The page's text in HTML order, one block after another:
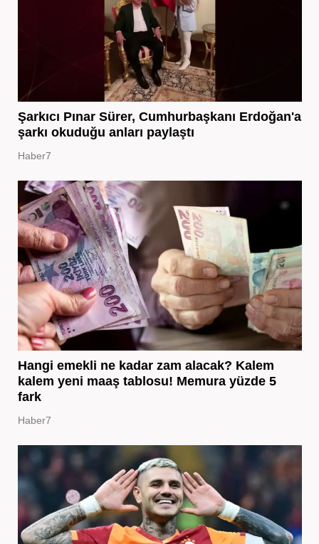
Şarkıcı Pınar Sürer, Cumhurbaşkanı Erdoğan'a
şarkı okuduğu anları paylaştı
Haber7
Hangi emekli ne kadar zam alacak? Kalem
kalem yeni maaş tablosu! Memura yüzde 5
fark
Haber7